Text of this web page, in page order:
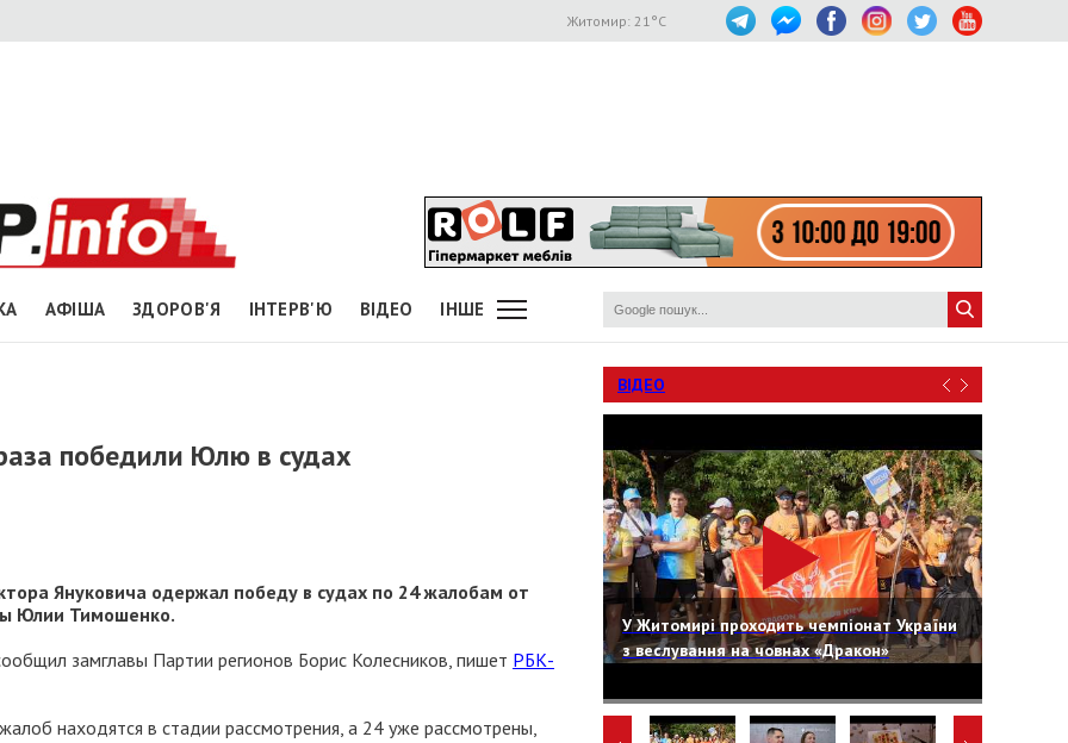
Житомир: 21°C
АФІША ЗДОРОВ'Я ІНТЕРВ'Ю ВІДЕО ІНШЕ
победили Юлю в судах
Януковича одержал победу в судах по 24 жалобам от
Юлии Тимошенко.
замглавы Партии регионов Борис Колесников, пишет РБК-
находятся в стадии рассмотрения, а 24 уже рассмотрены,
ВІДЕО
У Житомирі проходить чемпіонат України
з веслування на човнах «Дракон»